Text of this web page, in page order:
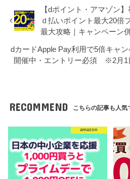
【dポイント・アマゾン
ｄ払いポイント最大20倍
最大攻略｜キャンペーン
dカードApple Pay利用で5倍キャン
開催中・エントリー必須 ※2月1
RECOMMEND こちらの記事も人気
amazon